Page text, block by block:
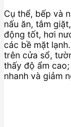
Cụ thể, bếp và
nấu ăn, tắm
động tốt, hơi
các bề mặt
trên cửa sổ,
thấy độ ẩm
nhanh và giảm